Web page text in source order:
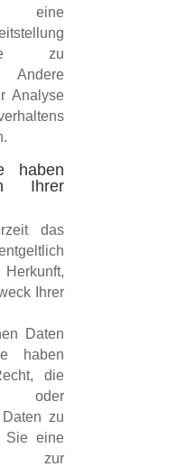
eine
zu
Andere
Analyse
haben
Ihrer
das
Ihrer
Daten
haben
die
oder
zu
Sie eine
zur